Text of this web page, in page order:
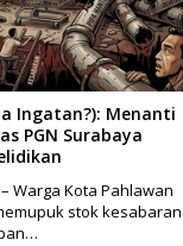
Ingatan?): Menanti
PGN Surabaya
Warga Kota Pahlawan
stok kesabaran